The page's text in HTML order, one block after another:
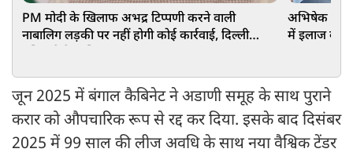
PM मोदी के खिलाफ अभद्र टिप्पणी करने वाली
नाबालिग लड़की पर नहीं होगी कोई कार्रवाई, दिल्ली
अभिषेक
में इलाज की
जून 2025 में बंगाल कैबिनेट ने अडाणी समूह के साथ पुराने
करार को औपचारिक रूप से रद्द कर दिया. इसके बाद दिसंबर
2025 में 99 साल की लीज अवधि के साथ नया वैश्विक टेंडर